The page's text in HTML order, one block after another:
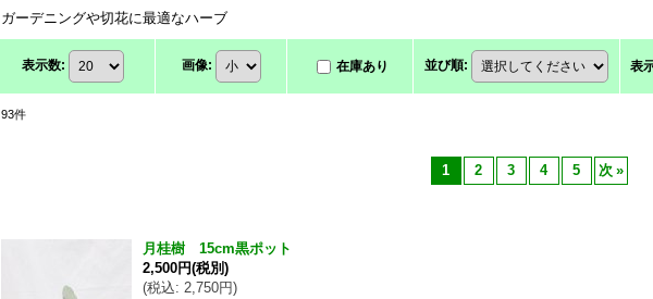
ガーデニングや切花に最適なハーブ
表示数: 画像: 在庫あり 並び順: 表
93件
1 2 3 4 5 次 »
月桂樹 15cm黒ポット
2,500円(税別)
(税込: 2,750円)